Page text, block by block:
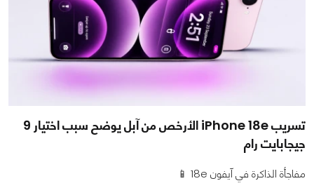
تسريب iPhone 18e الأرخص من آبل يوضح سبب اختيار 9
جيجابايت رام
مفاجأة الذاكرة في آيفون 18e 📱